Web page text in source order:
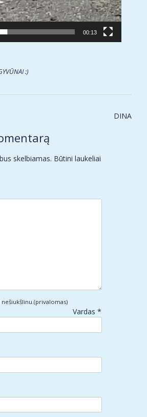
00:13
:)
DINA
skelbiamas. Būtini laukeliai
Vardas *